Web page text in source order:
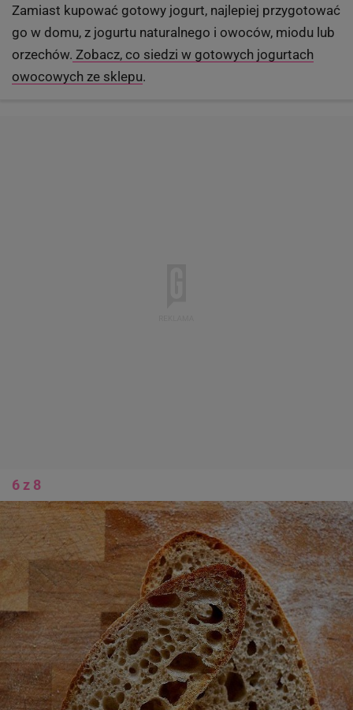
Zamiast kupować gotowy jogurt, najlepiej przygotować
go w domu, z jogurtu naturalnego i owoców, miodu lub
orzechów. Zobacz, co siedzi w gotowych jogurtach
owocowych ze sklepu.
6 z 8